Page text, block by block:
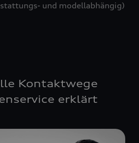
und modellabhängig)
Kontaktwege
erklärt